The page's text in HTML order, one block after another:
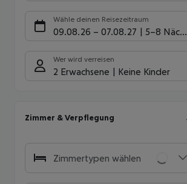
Wähle deinen Reisezeitraum
09.08.26 – 07.08.27 5-8 Nächte
Wer wird verreisen
2 Erwachsene Keine Kinder
Zimmer & Verpflegung
Zimmertypen wählen